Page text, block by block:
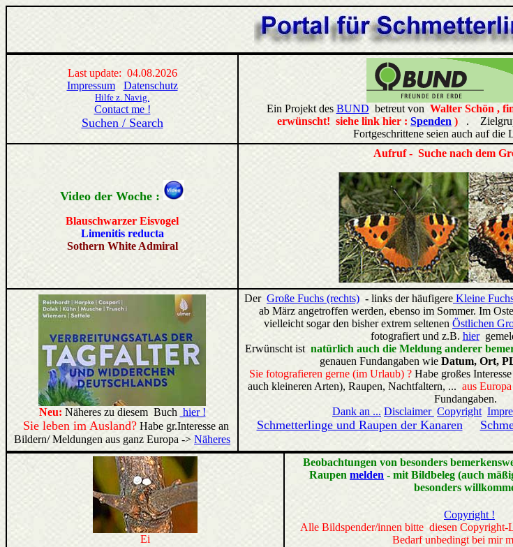
Last update: 04.08.2026
Impressum
Datenschutz
Hilfe z. Navig.
Contact me !
Suchen / Search
Ein Projekt des BUND betreut von Walter Schön ,
erwünscht! siehe link hier : Spenden ) .
Fortgeschrittene seien auch auf die
Video der Woche :
Blauschwarzer Eisvogel
Limenitis reducta
Sothern White Admiral
Aufruf - Suche nach dem
Neu: Näheres zu diesem Buch hier !
Sie leben im Ausland?Habe gr.Interesse an
Bildern/ Meldungen aus ganz Europa -> Näheres
Der Große Fuchs (rechts) - links der häufigere Kleine
ab März angetroffen werden, ebenso im Sommer. Im
vielleicht sogar den bisher extrem seltenen Östlichen
fotografiert und z.B. hier
Erwünscht ist natürlich auch die Meldung anderer
genauen Fundangaben wie Datum, Ort,
Sie fotografieren gerne (im Urlaub) ? Habe großes
auch kleineren Arten), Raupen, Nachtfaltern, ... aus Europa
Fundangaben.
Dank an ... Disclaimer Copyright
Schmetterlinge und Raupen der Kanaren
Ei
Beobachtungen von besonders
Raupen melden - mit Bildbeleg (auch
besonders
Copyright !
Alle Bildspender/innen bitte diesen
Bedarf unbedingt bei mir